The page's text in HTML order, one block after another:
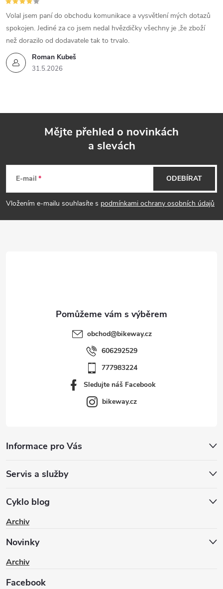
Roman Kubeš
31.5.2026
Volal jsem paní do obchodu komunikace a vysvětlení mých dotazů
spokojen. Jediné za co jsem nedal hvězdičky všechny je ,že zboží
než dorazilo od dodavatele tak to trvalo.
p
Mějte přehled o novinkách
a slevách
E-mail
Vložením e-mailu souhlasíte s podmínkami ochrany osobních údajů
ODEBÍRAT
obchod@bikeway.cz
606292529
777983224
Sledujte náš Facebook
bikeway.cz
Informace pro Vás
Servis a služby
Cyklo blog
Archiv
Novinky
Archiv
Facebook